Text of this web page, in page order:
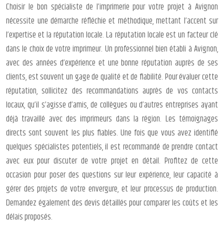
Choisir le bon spécialiste de l’imprimerie pour votre projet à Avignon
nécessite une démarche réfléchie et méthodique, mettant l’accent sur
l’expertise et la réputation locale. La réputation locale est un facteur clé
dans le choix de votre imprimeur. Un professionnel bien établi à Avignon,
avec des années d’expérience et une bonne réputation auprès de ses
clients, est souvent un gage de qualité et de fiabilité. Pour évaluer cette
réputation, sollicitez des recommandations auprès de vos contacts
locaux, qu’il s’agisse d’amis, de collègues ou d’autres entreprises ayant
déjà travaillé avec des imprimeurs dans la région. Les témoignages
directs sont souvent les plus fiables. Une fois que vous avez identifié
quelques spécialistes potentiels, il est recommandé de prendre contact
avec eux pour discuter de votre projet en détail. Profitez de cette
occasion pour poser des questions sur leur expérience, leur capacité à
gérer des projets de votre envergure, et leur processus de production.
Demandez également des devis détaillés pour comparer les coûts et les
délais proposés.